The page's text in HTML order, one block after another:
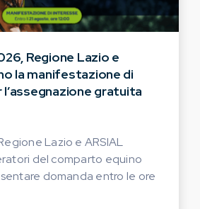
Regione Lazio e
la manifestazione di
gratuita
Lazio e ARSIAL
del comparto equino
domanda entro le ore